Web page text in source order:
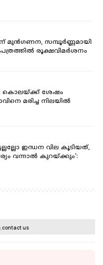
മുന്‍ഗണന, സമ്പൂര്‍ണ്ണമായി
രൂക്ഷവിമര്‍ശനം
കൊലയ്ക്ക് ശേഷം
മരിച്ച നിലയില്‍
ഇന്ധന വില കൂടിയത്,
വന്നാൽ കുറയ്ക്കും':
contact us